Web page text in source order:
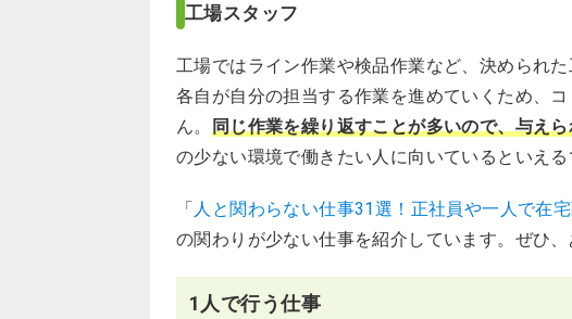
工場スタッフ
工場ではライン作業や検品作業など、決められ
各自が自分の担当する作業を進めていくため、
ん。 同じ作業を繰り返すことが多いので、与え
の少ない環境で働きたい人に向いているといえる
「人と関わらない仕事31選！正社員や一人で在
の関わりが少ない仕事を紹介しています。ぜひ
1人で行う仕事